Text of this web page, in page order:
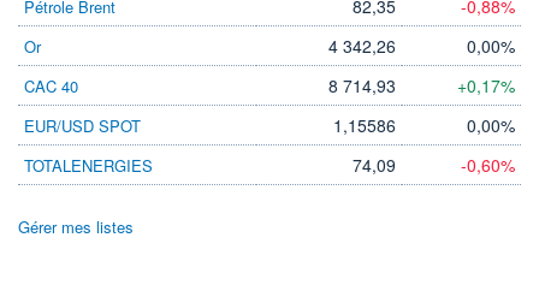
Pétrole Brent
82,35 -0,88%
Or 4 342,26 0,00%
CAC 40 8 714,93 +0,17%
EUR/USD SPOT 1,15586 0,00%
TOTALENERGIES 74,09 -0,60%
Gérer mes listes